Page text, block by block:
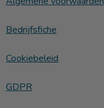
Bedrijfsfiche
Cookiebeleid
GDPR